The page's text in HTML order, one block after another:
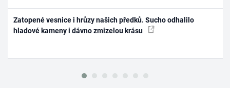
Zatopené vesnice i hrůzy našich předků. Sucho odhalilo
hladové kameny i dávno zmizelou krásu